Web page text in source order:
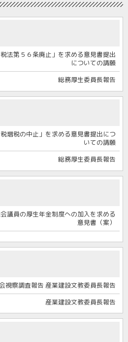
法第５６条廃止」を求める意見書提出
についての請願
総務厚生委員長報告
増税の中止」を求める意見書提出につ
いての請願
総務厚生委員長報告
議員の厚生年金制度への加入を求める
意見書（案）
視察調査報告 産業建設文教委員長報告
産業建設文教委員長報告